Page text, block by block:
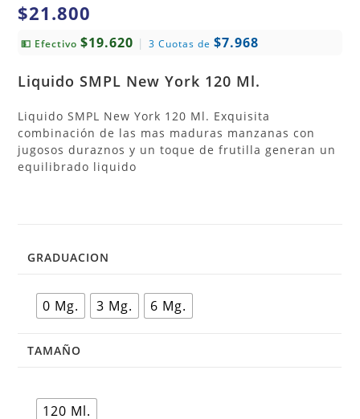
$21.800
💵 Efectivo$19.620 | 3 Cuotas de$7.968
Liquido SMPL New York 120 Ml.
Liquido SMPL New York 120 Ml. Exquisita
combinación de las mas maduras manzanas con
jugosos duraznos y un toque de frutilla generan un
equilibrado liquido
GRADUACION
0 Mg. 3 Mg. 6 Mg.
TAMAÑO
120 Ml.